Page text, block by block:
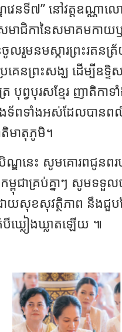
ឌវេនទី៧” នៅវត្តឧណ្ណ
កានៃសមាគមកាយឫទ្ធិ
លរួមនមស្ការព្រះរតន
ប្រគេនព្រះសង្ឃ ដើម្បី
ត្រ បុព្វបុរសខ្មែរ ញាតិ
ងទ័ពទាំងអស់ដែលបានព
តិមាតុភូមិ។
នេះ សូមគោរពជូនពរបង
ពុជាគ្រប់គ្នាៗ សូមទទួ
សុខសុវត្ថិភាព នឹងជួបតែ
ឃ្លៀងឃ្លាតឡើយ ៕